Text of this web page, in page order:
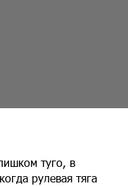
туго, в
рулевая тяга